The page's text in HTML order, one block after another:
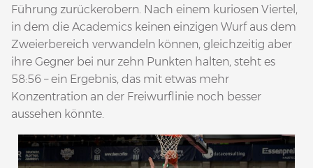
Führung zurückerobern. Nach einem kuriosen Viertel,
in dem die Academics keinen einzigen Wurf aus dem
Zweierbereich verwandeln können, gleichzeitig aber
ihre Gegner bei nur zehn Punkten halten, steht es
58:56 – ein Ergebnis, das mit etwas mehr
Konzentration an der Freiwurflinie noch besser
aussehen könnte.